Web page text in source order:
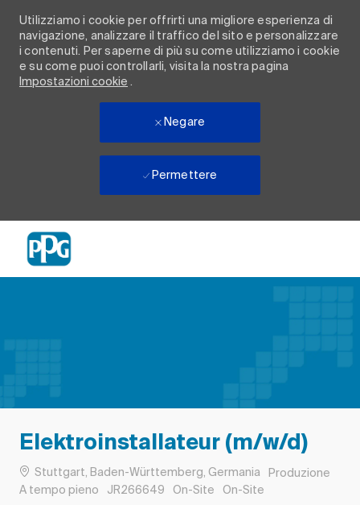
Utilizziamo i cookie per offrirti una migliore esperienza di
navigazione, analizzare il traffico del sito e personalizzare
i contenuti. Per saperne di più su come utilizziamo i cookie
e su come puoi controllarli, visita la nostra pagina
Impostazioni cookie .
Negare
Permettere
Elektroinstallateur (m/w/d)
Ubicazione
Stuttgart, Baden-Württemberg, Germania Categoria
Produzione
Tipo di lavoro
A tempo pieno ID processo
JR266649 On-Site Remote
On-Site